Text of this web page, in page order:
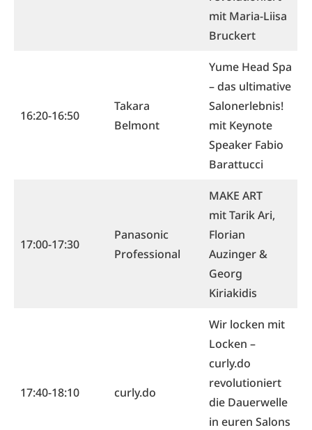
mit Maria-Liisa
Bruckert
16:20-16:50
Takara
Belmont
Yume Head Spa
– das ultimative
Salonerlebnis!
mit Keynote
Speaker Fabio
Barattucci
17:00-17:30
Panasonic
Professional
MAKE ART
mit Tarik Ari,
Florian
Auzinger &
Georg
Kiriakidis
17:40-18:10 curly.do
Wir locken mit
Locken –
curly.do
revolutioniert
die Dauerwelle
in euren Salons